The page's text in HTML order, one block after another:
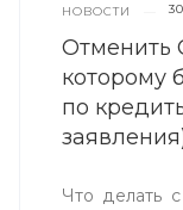
НОВОСТИ
Отменить
которому
по
Что делать